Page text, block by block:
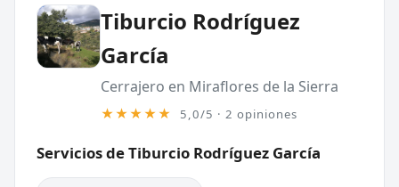
Tiburcio Rodríguez
García
Cerrajero en Miraflores de la Sierra
★★★★★ 5,0/5 · 2 opiniones
Servicios de Tiburcio Rodríguez García